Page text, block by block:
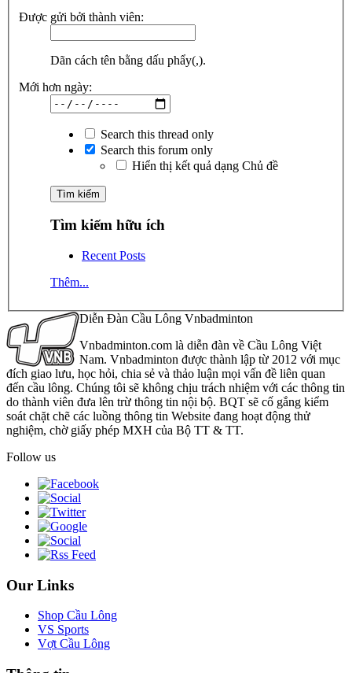
Được gửi bởi thành viên:
Dãn cách tên bằng dấu phẩy(,).
Mới hơn ngày:
Search this thread only
Search this forum only
Hiển thị kết quả dạng Chủ đề
Tìm kiếm hữu ích
Recent Posts
Thêm...
Diễn Đàn Cầu Lông Vnbadminton
Vnbadminton.com là diễn đàn về Cầu Lông Việt
Nam. Vnbadminton được thành lập từ 2012 với mục
đích giao lưu, học hỏi, chia sẻ và thảo luận mọi vấn đề liên quan
đến cầu lông. Chúng tôi sẽ không chịu trách nhiệm với các thông tin
do thành viên đưa lên trừ thông tin nội bộ. BQT sẽ cố gắng kiểm
soát chặt chẽ các luồng thông tin Website đang hoạt động thử
nghiệm, chờ giấy phép MXH của Bộ TT & TT.
Follow us
Our Links
Shop Cầu Lông
VS Sports
Vợt Cầu Lông